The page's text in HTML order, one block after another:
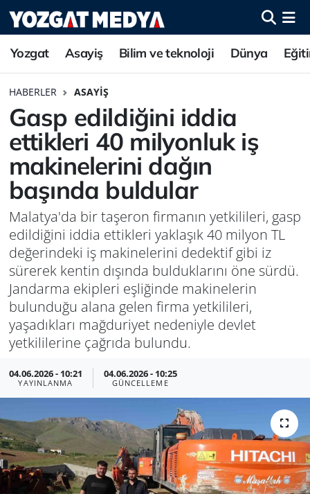
Yozgat Asayiş Bilim ve teknoloji Dünya
HABERLER ASAYIŞ
Gasp edildiğini iddia
ettikleri 40 milyonluk iş
makinelerini dağın
başında buldular
Malatya'da bir taşeron firmanın yetkilileri, gasp
edildiğini iddia ettikleri yaklaşık 40 milyon TL
değerindeki iş makinelerini dedektif gibi iz
sürerek kentin dışında bulduklarını öne sürdü.
Jandarma ekipleri eşliğinde makinelerin
bulunduğu alana gelen firma yetkilileri,
yaşadıkları mağduriyet nedeniyle devlet
yetkililerine çağrıda bulundu.
04.06.2026 - 10:21
YAYINLANMA
04.06.2026 - 10:25
GÜNCELLEME